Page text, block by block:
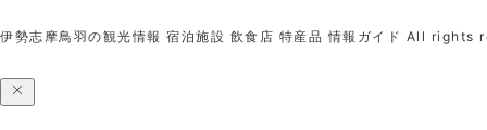
伊勢志摩鳥羽の観光情報 宿泊施設 飲食店 特産品 情報ガイド All rights